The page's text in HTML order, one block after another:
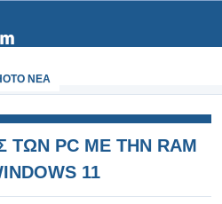
NEA
ΤΩΝ PC ΜΕ ΤΗΝ RAM
11